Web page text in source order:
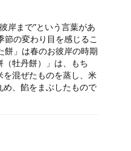
岸まで”という言葉があ
節の変わり目を感じるこ
餅」は春のお彼岸の時期
牡丹餅）」は、もち
混ぜたものを蒸し、米
、餡をまぶしたもので